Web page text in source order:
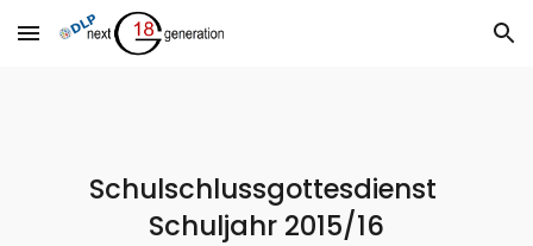
Skip to main content Skip to navigation
Schulschlussgottesdienst
Schuljahr 2015/16